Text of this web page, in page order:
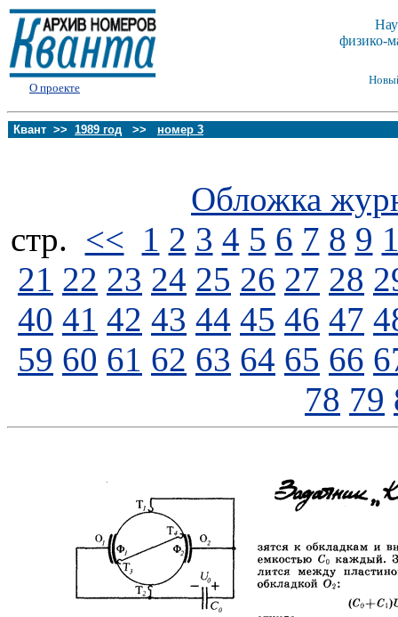
О проекте
физико-
Квант >> 1989 год >> номер 3
Обложка
стp. << 1 2 3 4 5 6 7 8 9
21 22 23 24 25 26 27 28
40 41 42 43 44 45 46 47
59 60 61 62 63 64 65 66
78 79